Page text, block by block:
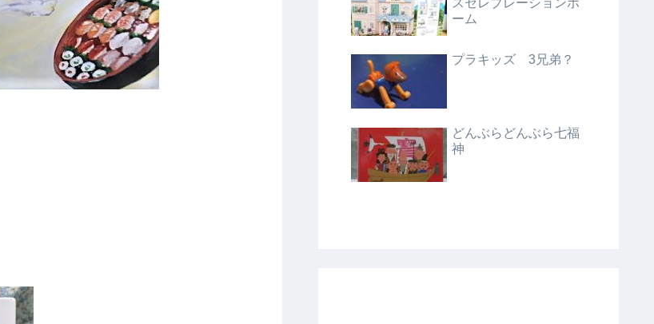
スセレブレーションホ
ーム
プラキッズ 3兄弟？
どんぶらどんぶら七福
神